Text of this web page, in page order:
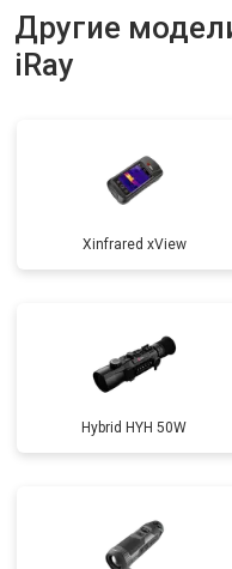
Другие
iRay
Xinfrared xView
Hybrid HYH 50W